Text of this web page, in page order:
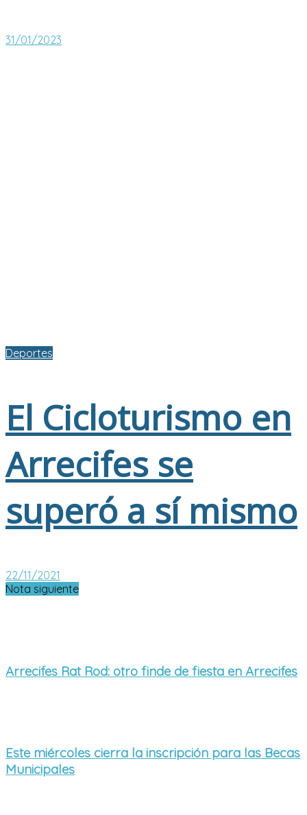
31/01/2023
Deportes
El Cicloturismo en
Arrecifes se
superó a sí mismo
22/11/2021
Nota siguiente
Arrecifes Rat Rod: otro finde de fiesta en Arrecifes
Este miércoles cierra la inscripción para las Becas
Municipales